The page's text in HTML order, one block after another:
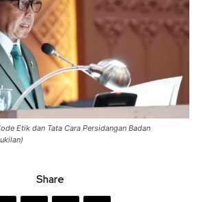
Etik dan Tata Cara Persidangan Badan
Share